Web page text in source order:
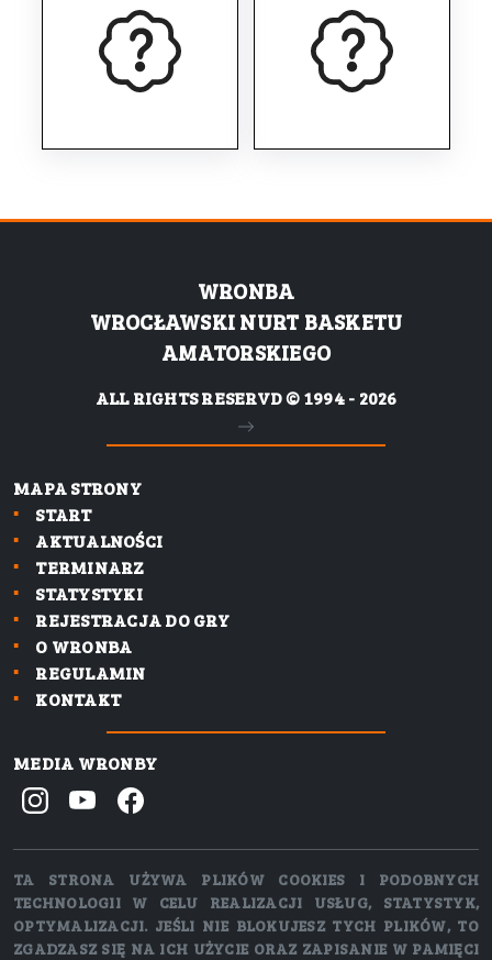
WRONBA
WROCŁAWSKI NURT BASKETU
AMATORSKIEGO
ALL RIGHTS RESERVD © 1994 - 2026
MAPA STRONY
START
AKTUALNOŚCI
TERMINARZ
STATYSTYKI
REJESTRACJA DO GRY
O WRONBA
REGULAMIN
KONTAKT
MEDIA WRONBY
TA STRONA UŻYWA PLIKÓW COOKIES I PODOBNYCH
TECHNOLOGII W CELU REALIZACJI USŁUG, STATYSTYK,
OPTYMALIZACJI. JEŚLI NIE BLOKUJESZ TYCH PLIKÓW, TO
ZGADZASZ SIĘ NA ICH UŻYCIE ORAZ ZAPISANIE W PAMIĘCI